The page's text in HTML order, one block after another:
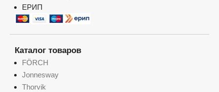
ЕРИП
Каталог товаров
FÖRCH
Jonnesway
Thorvik